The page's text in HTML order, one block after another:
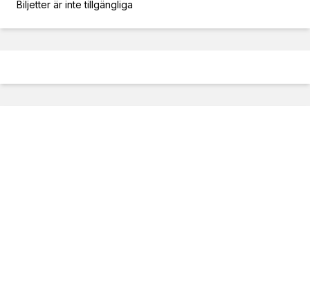
Biljetter är inte tillgängliga